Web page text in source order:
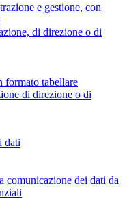
e gestione, con
di direzione o di
tabellare
di direzione o di
dati
comunicazione dei dati da